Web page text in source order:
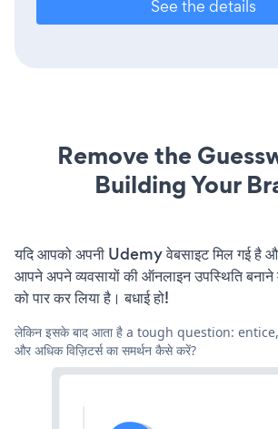
See the details
Remove the
Building Your
यदि आपको अपनी Udemy वेबसाइट मिल गई है
आपने अपने व्यवसायों की ऑनलाइन उपस्थिति बनाने
को पार कर लिया है। बधाई हो!
लेकिन इसके बाद आता है a tough question:
और अधिक विज़िटर्स का समर्थन कैसे करें?